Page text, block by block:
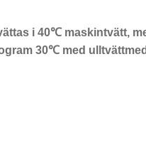
i 40℃ maskintvätt,
30℃ med